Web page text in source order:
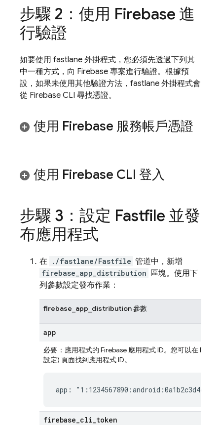
步驟 2：使用 Firebase 進
行驗證
如要使用 fastlane 外掛程式，您必須先透過下列其
中一種方式，向 Firebase 專案進行驗證。根據預
設，如果未使用其他驗證方法，fastlane 外掛程式會
從 Firebase CLI 尋找憑證。
使用 Firebase 服務帳戶憑證
使用 Firebase CLI 登入
步驟 3：設定 Fastfile 並發
布應用程式
在 ./fastlane/Fastfile 管道中，新增
firebase_app_distribution 區塊。使用下
列參數設定發布作業：
firebase_app_distribution 參數
app
必要 ：應用程式的 Firebase 應用程式 ID。您可以在
設定) 頁面找到應用程式 ID。
app:
firebase_cli_token